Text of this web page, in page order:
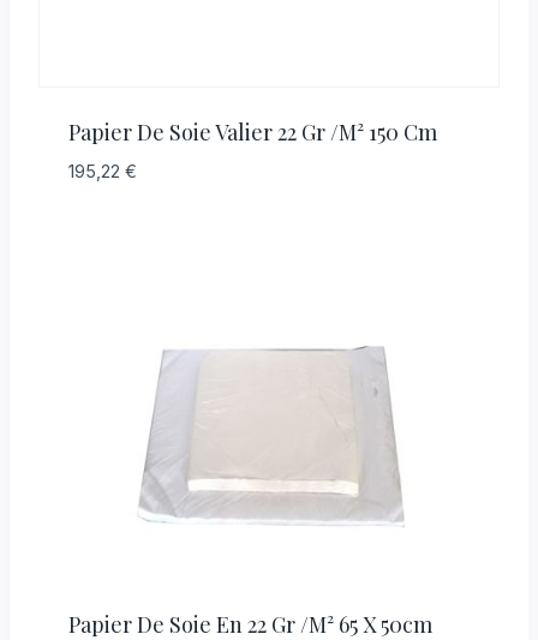
Papier De Soie Valier 22 Gr /M² 150 Cm
195,22 €
Papier De Soie En 22 Gr /M² 65 X 50cm